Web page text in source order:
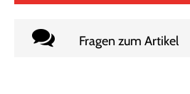
Fragen zum Artikel